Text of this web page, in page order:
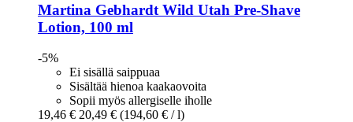
Martina Gebhardt Wild Utah Pre-​Shave
Lotion, 100 ml
-5%
Ei sisällä saippuaa
Sisältää hienoa kaakaovoita
Sopii myös allergiselle iholle
19,46 € 20,49 € (194,60 € / l)